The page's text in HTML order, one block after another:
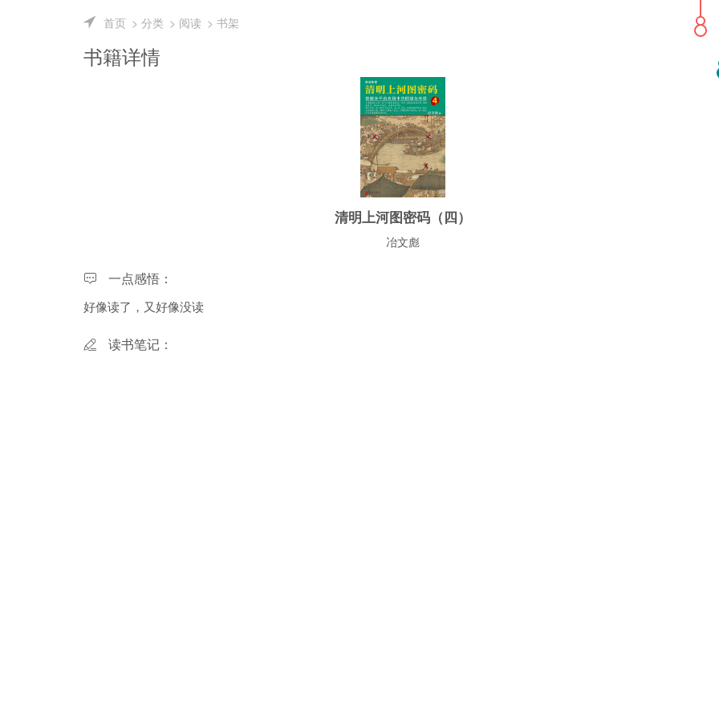
首页 分类 阅读 书架
书籍详情
清明上河图密码（四）
冶文彪
一点感悟：
好像读了，又好像没读
读书笔记：